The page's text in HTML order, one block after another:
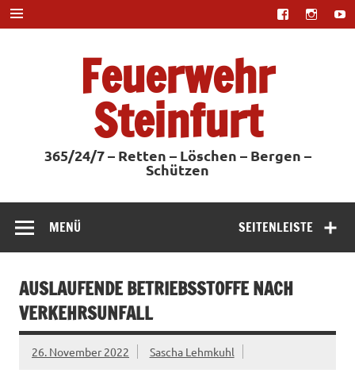
Zum
Inhalt
springen
Feuerwehr
Steinfurt
365/24/7 – Retten – Löschen – Bergen –
Schützen
SEITENLEISTE
MENÜ
AUSLAUFENDE BETRIEBSSTOFFE NACH
VERKEHRSUNFALL
26. November 2022 Sascha Lehmkuhl